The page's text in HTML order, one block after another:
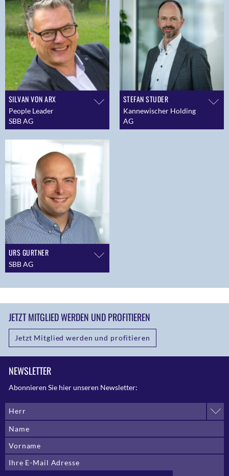
SILVAN VON ARX
People Leader
SBB AG
STEFAN STUDER
Kannewischer Holding
AG
URS GURTNER
SBB AG
JETZT MITGLIED WERDEN UND PROFITIEREN
Jetzt Mitglied werden und profitieren
NEWSLETTER
Abonnieren Sie hier unseren Newsletter:
Herr